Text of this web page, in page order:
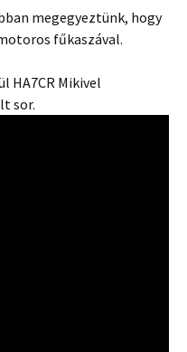
megegyeztünk, hogy
fűkaszával.
HA7CR Mikivel
sor.